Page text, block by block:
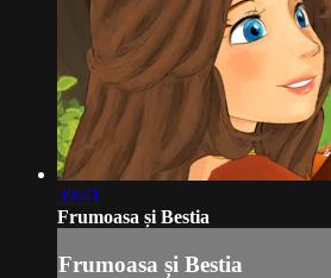
39:41
Frumoasa și Bestia
Frumoasa și Bestia